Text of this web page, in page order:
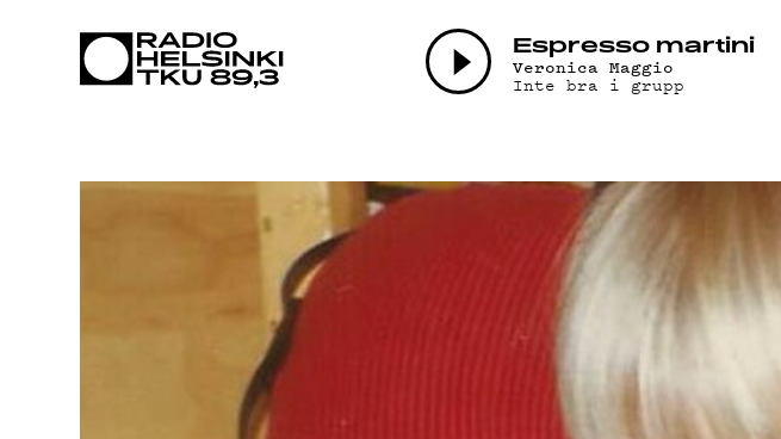
Espresso martini
Veronica Maggio
Inte bra i grupp
AJANKOHTAISTA
OHJELMAT
TEKIJÄT
ON-DEMAND